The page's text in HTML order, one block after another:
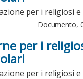
per i religiosi
Documento,
per i
per i religiosi